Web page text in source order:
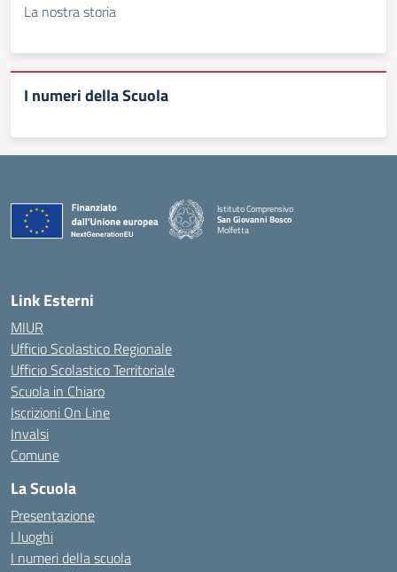
La nostra storia
I numeri della Scuola
Istituto Comprensivo
San Giovanni Bosco
Molfetta
Link Esterni
MIUR
Ufficio Scolastico Regionale
Ufficio Scolastico Territoriale
Scuola in Chiaro
Iscrizioni On Line
Invalsi
Comune
La Scuola
Presentazione
I luoghi
I numeri della scuola